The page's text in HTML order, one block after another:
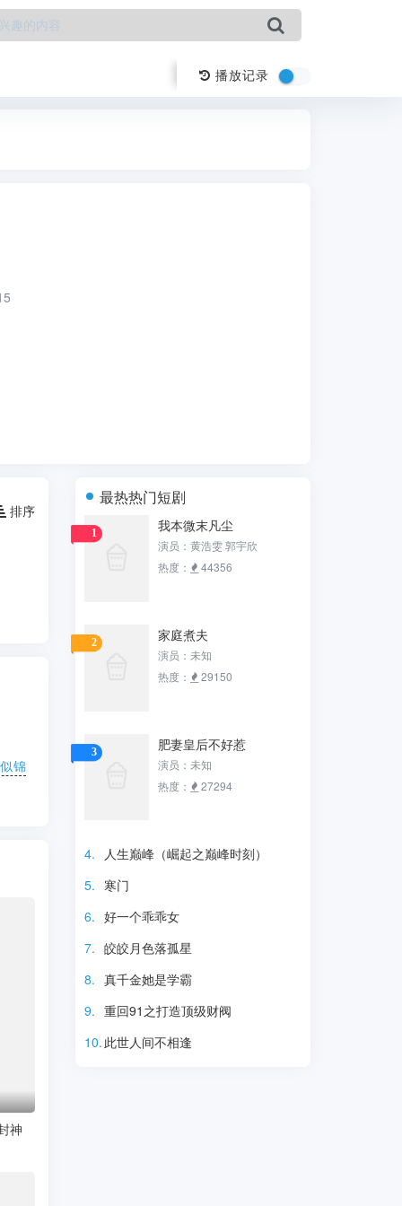
播放记录
排序
锦
热门短剧
神
最热热门短剧
1 我本微末凡尘
演员：黄浩雯 郭宇欣
热度：
44356
2 家庭煮夫
演员：未知
热度：
29150
3 肥妻皇后不好惹
演员：未知
热度：
27294
4.
人生巅峰（崛起之巅峰时刻）
5. 寒门
6. 好一个乖乖女
7. 皎皎月色落孤星
8. 真千金她是学霸
9. 重回91之打造顶级财阀
10. 此世人间不相逢